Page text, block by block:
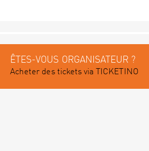
ÊTES-VOUS ORGANISATEUR ?
Acheter des tickets via TICKETINO